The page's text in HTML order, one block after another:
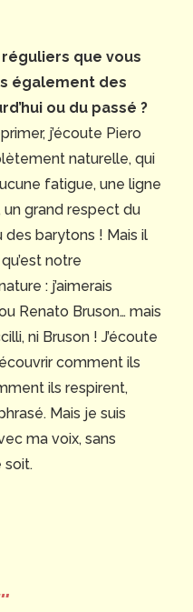
que vous
également des
ou du passé ?
j’écoute Piero
naturelle, qui
fatigue, une ligne
grand respect du
barytons ! Mais il
notre
: j’aimerais
Renato Bruson… mais
ni Bruson ! J’écoute
comment ils
ils respirent,
Mais je suis
ma voix, sans
soit.